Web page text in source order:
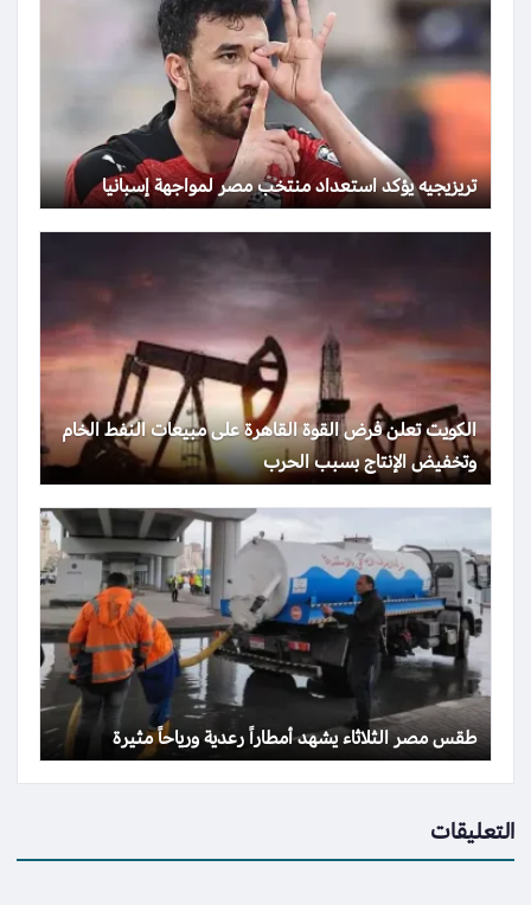
تريزيجيه يؤكد استعداد منتخب مصر لمواجهة إسبانيا
الكويت تعلن فرض القوة القاهرة على مبيعات النفط الخام
وتخفيض الإنتاج بسبب الحرب
طقس مصر الثلاثاء يشهد أمطاراً رعدية ورياحاً مثيرة
التعليقات